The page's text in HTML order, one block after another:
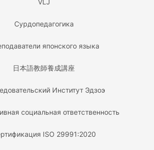
VLJ
Сурдопедагогика
японского языка
日本語教師養成講座
Институт Эдзоэ
социальная ответственность
ISO 29991:2020